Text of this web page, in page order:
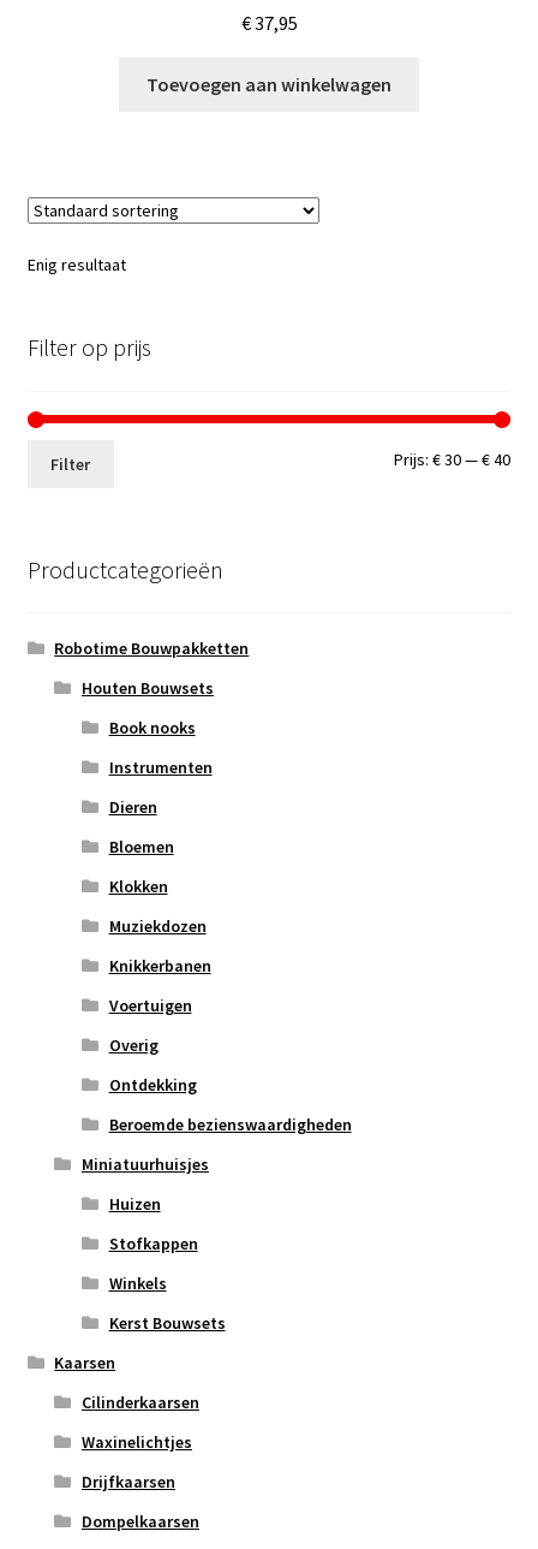
€37,95
Toevoegen aan winkelwagen
Enig resultaat
Filter op prijs
Min.
Filter Prijs:€ 30—€ 40
Productcategorieën
Robotime Bouwpakketten
Houten Bouwsets
Book nooks
Instrumenten
Dieren
Bloemen
Klokken
Muziekdozen
Knikkerbanen
Voertuigen
Overig
Ontdekking
Beroemde bezienswaardigheden
Miniatuurhuisjes
Huizen
Stofkappen
Winkels
Kerst Bouwsets
Kaarsen
Cilinderkaarsen
Waxinelichtjes
Drijfkaarsen
Dompelkaarsen